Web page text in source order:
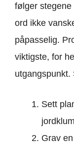
følger
ord ikke
påpasselig.
viktigste, for
utgangspunkt.
Sett
Grav